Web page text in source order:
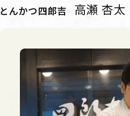
とんかつ四郎吉 高瀬 杏太